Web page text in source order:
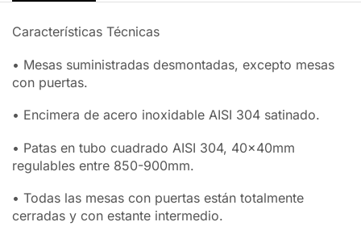
Características Técnicas
• Mesas suministradas desmontadas, excepto mesas
con puertas.
• Encimera de acero inoxidable AISI 304 satinado.
• Patas en tubo cuadrado AISI 304, 40x40mm
regulables entre 850-900mm.
• Todas las mesas con puertas están totalmente
cerradas y con estante intermedio.